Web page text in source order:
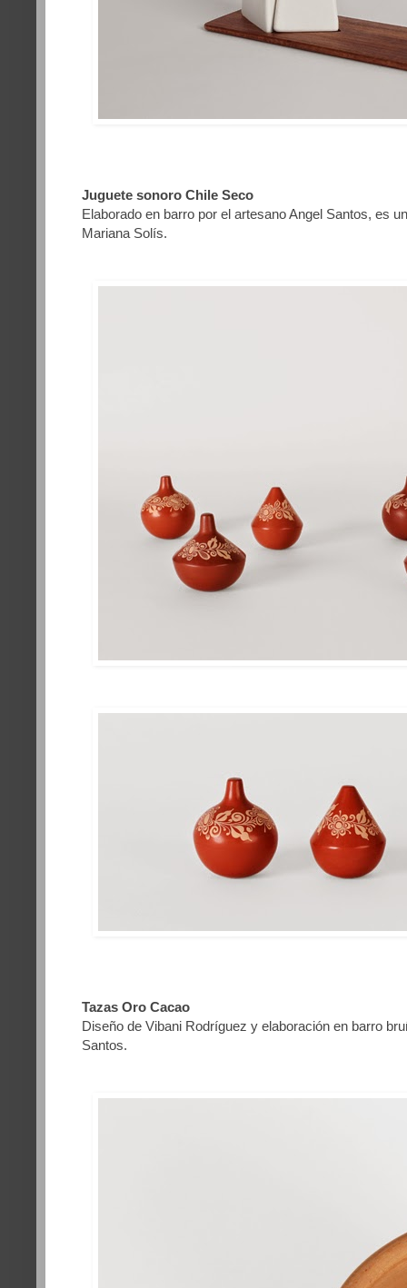
Juguete sonoro Chile Seco
Elaborado en barro por el artesano Angel Santos, es
Mariana Solís.
Tazas Oro Cacao
Diseño de Vibani Rodríguez y elaboración en barro
Santos.